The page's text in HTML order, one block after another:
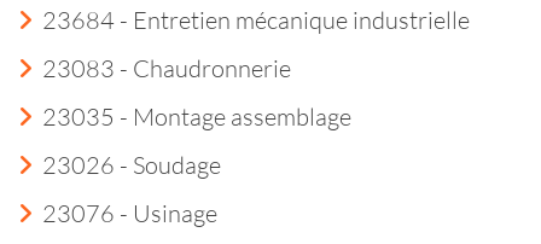
23684 - Entretien mécanique industrielle
23083 - Chaudronnerie
23035 - Montage assemblage
23026 - Soudage
23076 - Usinage